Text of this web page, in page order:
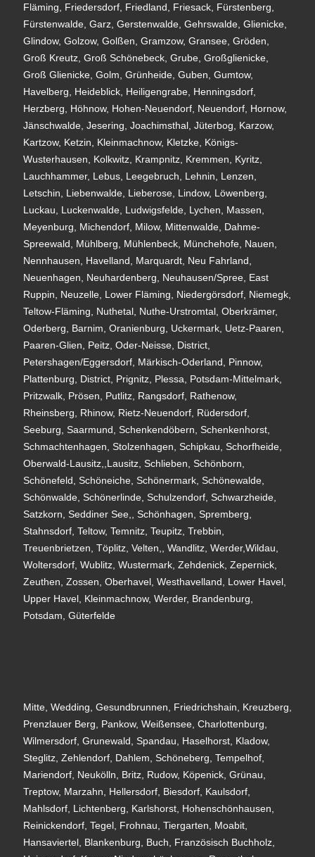
Fläming, Friedersdorf, Friedland, Friesack, Fürstenberg,
Fürstenwalde, Garz, Gerstenwalde, Gehrswalde, Glienicke,
Glindow, Golzow, Golßen, Gramzow, Gransee, Gröden,
Groß Kreutz, Groß Schönebeck, Grube, Großglienicke,
Groß Glienicke, Golm, Grünheide, Guben, Gumtow,
Havelberg, Heideblick, Heiligengrabe, Henningsdorf,
Herzberg, Höhnow, Hohen-Neuendorf, Neuendorf, Hornow,
Jänschwalde, Jesering, Joachimsthal, Jüterbog, Karzow,
Kartzow, Ketzin, Kleinmachnow, Kletzke, Königs-
Wusterhausen, Kolkwitz, Krampnitz, Kremmen, Kyritz,
Lauchhammer, Lebus, Leegebruch, Lehnin, Lenzen,
Letschin, Liebenwalde, Lieberose, Lindow, Löwenberg,
Luckau, Luckenwalde, Ludwigsfelde, Lychen, Massen,
Meyenburg, Michendorf, Milow, Mittenwalde, Dahme-
Spreewald, Mühlberg, Mühlenbeck, Münchehofe, Nauen,
Nennhausen, Havelland, Marquardt, Neu Fahrland,
Neuenhagen, Neuhardenberg, Neuhausen/Spree, East
Ruppin, Neuzelle, Lower Fläming, Niedergörsdorf, Niemegk,
Teltow-Fläming, Nuthetal, Nuthe-Urstromtal, Oberkrämer,
Oderberg, Barnim, Oranienburg, Uckermark, Uetz-Paaren,
Paaren-Glien, Peitz, Oder-Neisse, District,
Petershagen/Eggersdorf, Märkisch-Oderland, Pinnow,
Plattenburg, District, Prignitz, Plessa, Potsdam-Mittelmark,
Pritzwalk, Prösen, Putlitz, Rangsdorf, Rathenow,
Rheinsberg, Rhinow, Rietz-Neuendorf, Rüdersdorf,
Seeburg, Saarmund, Schenkendöbern, Schenkenhorst,
Schmachtenhagen, Stolzenhagen, Schipkau, Schorfheide,
Oberwald-Lausitz,,Lausitz, Schlieben, Schönborn,
Schönefeld, Schöneiche, Schönermark, Schönewalde,
Schönwalde, Schönerlinde, Schulzendorf, Schwarzheide,
Satzkorn, Seddiner See,, Schönhagen, Spremberg,
Stahnsdorf, Teltow, Temnitz, Teupitz, Trebbin,
Treuenbrietzen, Töplitz, Velten,, Wandlitz, Werder,Wildau,
Woltersdorf, Wublitz, Wustermark, Zehdenick, Zepernick,
Zeuthen, Zossen, Oberhavel, Westhavelland, Lower Havel,
Upper Havel, Kleinmachnow, Werder, Brandenburg,
Potsdam, Güterfelde
Mitte, Wedding, Gesundbrunnen, Friedrichshain, Kreuzberg,
Prenzlauer Berg, Pankow, Weißensee, Charlottenburg,
Wilmersdorf, Grunewald, Spandau, Haselhorst, Kladow,
Steglitz, Zehlendorf, Dahlem, Schöneberg, Tempelhof,
Mariendorf, Neukölln, Britz, Rudow, Köpenick, Grünau,
Treptow, Marzahn, Hellersdorf, Biesdorf, Kaulsdorf,
Mahlsdorf, Lichtenberg, Karlshorst, Hohenschönhausen,
Reinickendorf, Tegel, Frohnau, Tiergarten, Moabit,
Hansaviertel, Blankenburg, Buch, Französisch Buchholz,